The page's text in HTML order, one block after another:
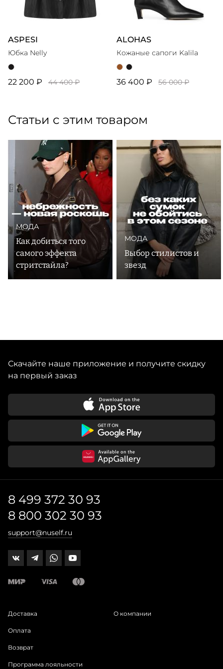
ASPESI
Юбка Nelly
22 200 ₽ 44 400 ₽
ALOHAS
Кожаные сапоги Kalila
36 400 ₽ 56 000 ₽
Статьи с этим товаром
МОДА
Как добиться того
самого эффекта
стритстайла?
МОДА
Выбор стилистов и
звезд
Скачайте наше приложение и получите скидку
на первый заказ
8 499 372 30 93
8 800 302 30 93
support@nuself.ru
Доставка
Оплата
Возврат
Программа лояльности
О компании